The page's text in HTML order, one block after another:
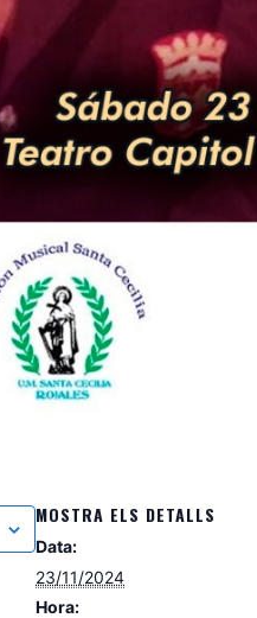
MOSTRA ELS DETALLS
Data:
23/11/2024
Hora: